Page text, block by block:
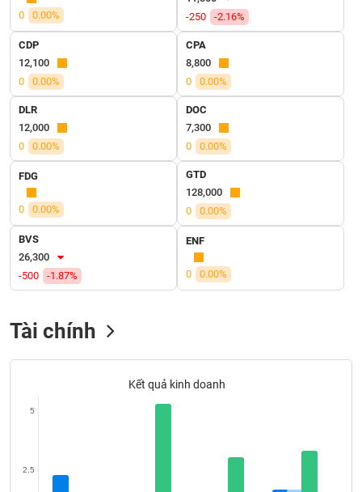
0 0.00%
-250
-2.16%
CDP
12,100
0
0.00%
CPA
8,800
0
0.00%
DLR
12,000
0
0.00%
DOC
7,300
0
0.00%
FDG
0 0.00%
GTD
128,000
0
0.00%
BVS
26,300
-500
-1.87%
ENF
0 0.00%
Tài chính
Kết quả kinh doanh
2.5
5
VỤ
TRUYỀN
THÔNG
TIỆN
ÍCH
BẤT
ĐỘNG
SẢN
Mã
khoán
(-)
Lãnh
Tất cả